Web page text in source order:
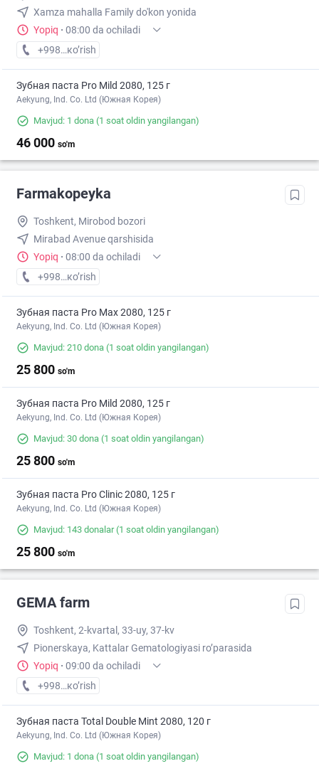
Xamza mahalla Family do'kon yonida
Yopiq · 08:00 da ochiladi
+998 (99) XXX-XX-XX
кo’rish
Зубная паста Pro Mild 2080, 125 г
Aekyung, Ind. Co. Ltd (Южная Корея)
Mavjud: 1 dona (1 soat oldin yangilangan)
46 000 so'm
Farmakopeyka
Toshkent, Mirobod bozori
Mirabad Avenue qarshisida
Yopiq · 08:00 da ochiladi
+998 (55) XXX-XX-XX
кo’rish
Зубная паста Pro Max 2080, 125 г
Aekyung, Ind. Co. Ltd (Южная Корея)
Mavjud: 210 dona (1 soat oldin yangilangan)
25 800 so'm
Зубная паста Pro Mild 2080, 125 г
Aekyung, Ind. Co. Ltd (Южная Корея)
Mavjud: 30 dona (1 soat oldin yangilangan)
25 800 so'm
Зубная паста Pro Clinic 2080, 125 г
Aekyung, Ind. Co. Ltd (Южная Корея)
Mavjud: 143 donalar(1 soat oldin yangilangan)
25 800 so'm
GEMA farm
Toshkent, 2-kvartal, 33-uy, 37-kv
Pionerskaya, Kattalar Gematologiyasi ro’parasida
Yopiq · 09:00 da ochiladi
+998 (91) XXX-XX-XX
кo’rish
Зубная паста Total Double Mint 2080, 120 г
Aekyung, Ind. Co. Ltd (Южная Корея)
Mavjud: 1 dona (1 soat oldin yangilangan)